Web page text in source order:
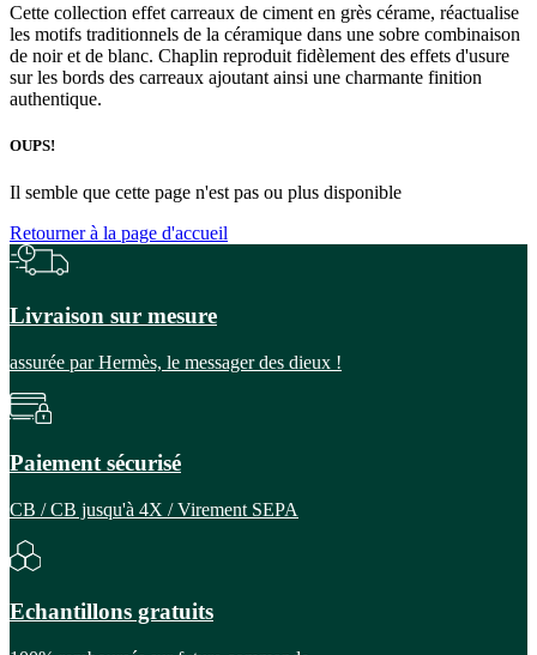
Cette collection effet carreaux de ciment en grès cérame, réactualise
les motifs traditionnels de la céramique dans une sobre combinaison
de noir et de blanc. Chaplin reproduit fidèlement des effets d'usure
sur les bords des carreaux ajoutant ainsi une charmante finition
authentique.
OUPS!
Il semble que cette page n'est pas ou plus disponible
Retourner à la page d'accueil
Livraison sur mesure
assurée par Hermès, le messager des dieux !
Paiement sécurisé
CB / CB jusqu'à 4X / Virement SEPA
Echantillons gratuits